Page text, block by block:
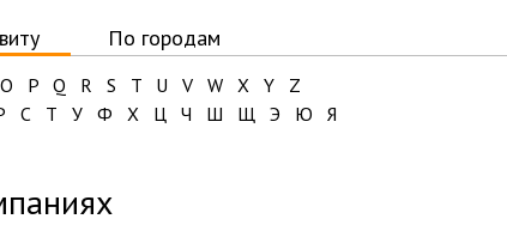
По городам
O P Q R S T U V W X Y
Z
С Т У Ф Х Ц Ч Ш Щ Э Ю Я